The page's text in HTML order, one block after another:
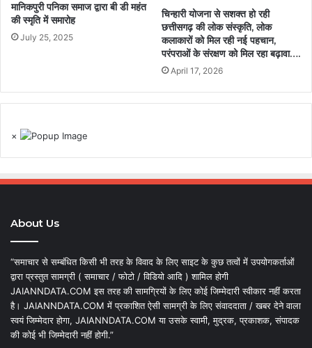
मानिकपुरी पनिका समाज द्वारा बी डी महंत
की स्मृति में समारोह
July 25, 2025
चिन्हारी योजना से सशक्त हो रही
छत्तीसगढ़ की लोक संस्कृति, लोक
कलाकारों को मिल रही नई पहचान,
परंपराओं के संरक्षण को मिल रहा बढ़ावा….
April 17, 2026
×
About Us
“समाचार से सम्बंधित किसी भी तरह के विवाद के लिए साइट के कुछ तत्वों में उपयोगकर्ताओं
द्वारा प्रस्तुत सामग्री ( समाचार / फोटो / विडियो आदि ) शामिल होगी
JAIANNDATA.COM इस तरह की सामग्रियों के लिए कोई जिम्मेदारी स्वीकार नहीं करता
है। JAIANNDATA.COM में प्रकाशित ऐसी सामग्री के लिए संवाददाता / खबर देने वाला
स्वयं जिम्मेदार होगा, JAIANNDATA.COM या उसके स्वामी, मुद्रक, प्रकाशक, संपादक
की कोई भी जिम्मेदारी नहीं होगी.”